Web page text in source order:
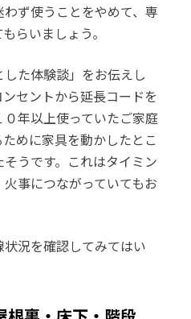
ず使うことをやめて、専
らいましょう。
た体験談」をお伝えし
セントから延長コードを
年以上使っていたご家庭
めに家具を動かしたとこ
うです。これはタイミン
事につながっていてもお
況を確認してみてはい